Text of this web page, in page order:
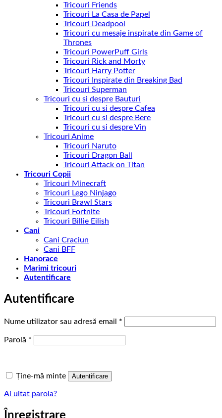
Tricouri Friends
Tricouri La Casa de Papel
Tricouri Deadpool
Tricouri cu mesaje inspirate din Game of
Thrones
Tricouri PowerPuff Girls
Tricouri Rick and Morty
Tricouri Harry Potter
Tricouri Inspirate din Breaking Bad
Tricouri Superman
Tricouri cu si despre Bauturi
Tricouri cu si despre Cafea
Tricouri cu si despre Bere
Tricouri cu si despre Vin
Tricouri Anime
Tricouri Naruto
Tricouri Dragon Ball
Tricouri Attack on Titan
Tricouri Copii
Tricouri Minecraft
Tricouri Lego Ninjago
Tricouri Brawl Stars
Tricouri Fortnite
Tricouri Billie Eilish
Cani
Cani Craciun
Cani BFF
Hanorace
Marimi tricouri
Autentificare
Autentificare
Nume utilizator sau adresă email *
Parolă *
Ține-mă minte Autentificare
Ai uitat parola?
Înregistrare